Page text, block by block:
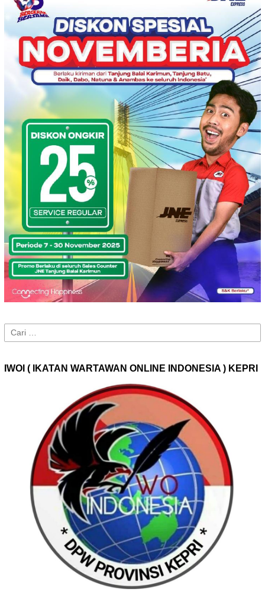
Cari
untuk:
IWOI ( IKATAN WARTAWAN ONLINE INDONESIA ) KEPRI